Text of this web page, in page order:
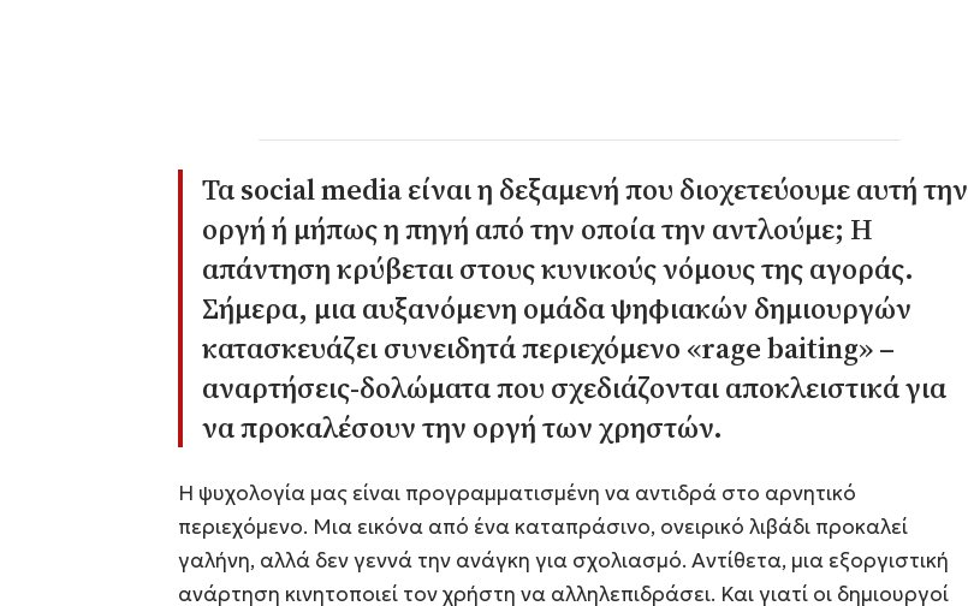
Τα social media είναι η δεξαμενή που διοχετεύουμε αυτή την
οργή ή μήπως η πηγή από την οποία την αντλούμε; Η
απάντηση κρύβεται στους κυνικούς νόμους της αγοράς.
Σήμερα, μια αυξανόμενη ομάδα ψηφιακών δημιουργών
κατασκευάζει συνειδητά περιεχόμενο «rage baiting» –
αναρτήσεις-δολώματα που σχεδιάζονται αποκλειστικά για
να προκαλέσουν την οργή των χρηστών.
Η ψυχολογία μας είναι προγραμματισμένη να αντιδρά στο αρνητικό
περιεχόμενο. Μια εικόνα από ένα καταπράσινο, ονειρικό λιβάδι προκαλεί
γαλήνη, αλλά δεν γεννά την ανάγκη για σχολιασμό. Αντίθετα, μια εξοργιστική
ανάρτηση κινητοποιεί τον χρήστη να αλληλεπιδράσει. Και γιατί οι δημιουργοί